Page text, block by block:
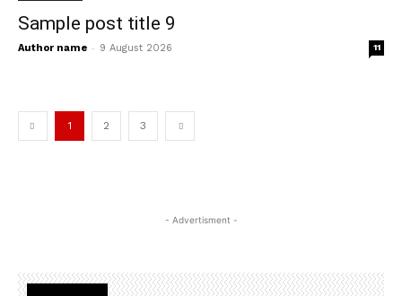
Sample post title 9
Author name - 9 August 2026 11
1 2 3
- Advertisment -